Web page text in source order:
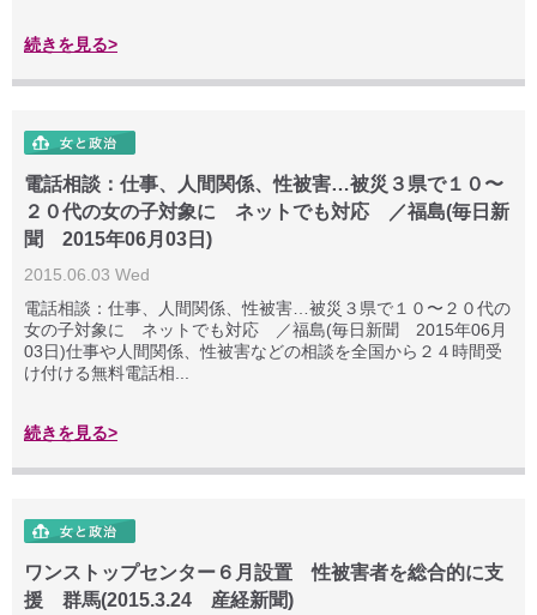
続きを見る>
電話相談：仕事、人間関係、性被害…被災３県で１０〜
２０代の女の子対象に ネットでも対応 ／福島(毎日新
聞 2015年06月03日)
2015.06.03 Wed
電話相談：仕事、人間関係、性被害…被災３県で１０〜２０代の
女の子対象に ネットでも対応 ／福島(毎日新聞 2015年06月
03日)仕事や人間関係、性被害などの相談を全国から２４時間受
け付ける無料電話相...
続きを見る>
ワンストップセンター６月設置 性被害者を総合的に支
援 群馬(2015.3.24 産経新聞)